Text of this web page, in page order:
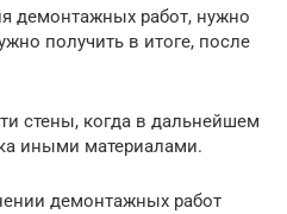
демонтажных работ, нужно
получить в итоге, после
стены, когда в дальнейшем
иными материалами.
демонтажных работ